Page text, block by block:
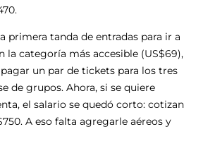
primera tanda de entradas para ir a
la categoría más accesible (US$69),
un par de tickets para los tres
de grupos. Ahora, si se quiere
el salario se quedó corto: cotizan
A eso falta agregarle aéreos y